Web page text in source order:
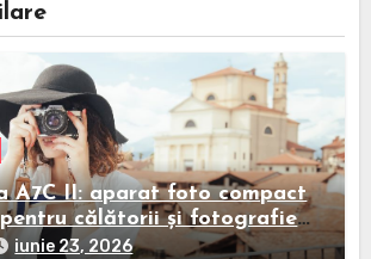
A7C II: aparat foto compact
călătorii și fotografie
iunie 23, 2026